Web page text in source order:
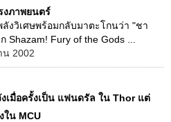
งภาพยนตร์
งวิเศษพร้อมกลับมาตะโกนว่า "ชา
Fury of the Gods ...
น 2002
เมื่อครั้งเป็น แฟนดรัล ใน Thor แต่
น MCU